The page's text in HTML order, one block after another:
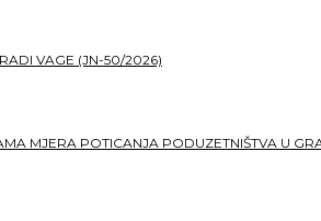
VAGE (JN-50/2026)
MJERA POTICANJA PODUZETNIŠTVA U